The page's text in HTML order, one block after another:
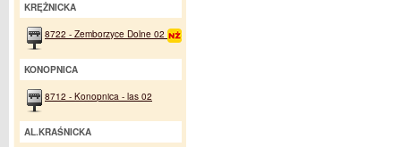
KRĘŻNICKA
8722 - Zemborzyce Dolne 02
KONOPNICA
8712 - Konopnica - las 02
AL.KRAŚNICKA